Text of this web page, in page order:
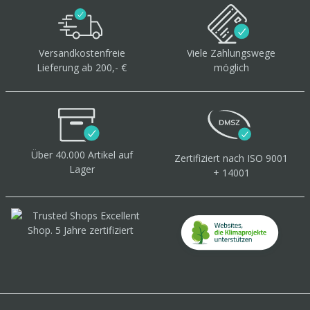
Versandkostenfreie
Lieferung ab 200,- €
Viele Zahlungswege
möglich
Über 40.000 Artikel auf
Lager
Zertifiziert nach ISO 9001
+ 14001